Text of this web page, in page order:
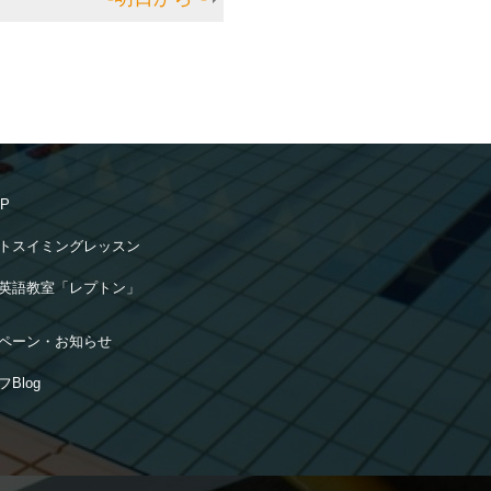
スイミングレッスン
語教室「レプトン」
ーン・お知らせ
Blog